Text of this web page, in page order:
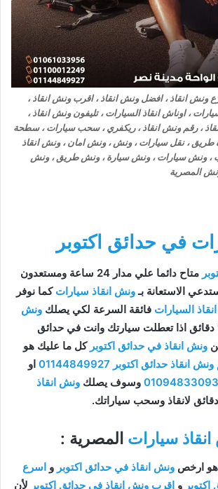
ونش انقاذ ، افضل ونش انقاذ ، اقرب ونش انقاذ ،
، اوناش انقاذ السيارات ، تليفون ونش انقاذ ،
، رقم ونش انقاذ ، ريكفري ، سحب سيارات ، سطحة
، نقل سيارات ، ونش ، ونش امان ، ونش انقاذ
، ونش سيارات ، ونش سيارة ، ونش طريق ، ونش
المصرية
في حدائق اكتوبر
متاح دائما علي مدار 24 ساعة ومستعدون
الاستعانة بـونش انقاذ سيارات كما نوفر
انقاذ السيارات فائقة السرعة لكي يصلك ونش
في اقل من 10 دقائق اذا تعطلت سيارتك وانت في حدائق
ونش انقاذ في حدائق اكتوبر كل ما عليك هو
انقاذ حدائق اكتوبر 01144849927 او
01094833093 وسوف يصلك ونش انقاذ
لانقاذ وسحب سياراتك.
سيارات المصرية :
هو ارخص ونش انقاذ في حدائق اكتوبر و اسرع
و اقرب ونش انقاذ في حدائق اكتوبر لأن